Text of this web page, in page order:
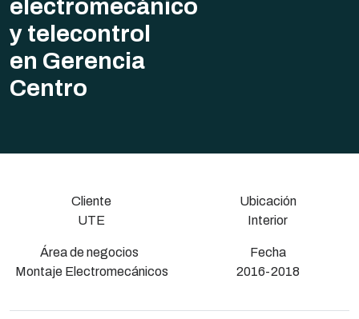
electromecánico
y telecontrol
en Gerencia
Centro
Cliente
UTE
Ubicación
Interior
Área de negocios
Montaje Electromecánicos
Fecha
2016-2018